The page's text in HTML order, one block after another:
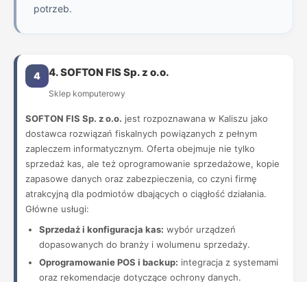
potrzeb.
4 4. SOFTON FIS Sp. z o.o.
Sklep komputerowy
SOFTON FIS Sp. z o.o. jest rozpoznawana w Kaliszu jako
dostawca rozwiązań fiskalnych powiązanych z pełnym
zapleczem informatycznym. Oferta obejmuje nie tylko
sprzedaż kas, ale też oprogramowanie sprzedażowe, kopie
zapasowe danych oraz zabezpieczenia, co czyni firmę
atrakcyjną dla podmiotów dbających o ciągłość działania.
Główne usługi:
Sprzedaż i konfiguracja kas: wybór urządzeń
dopasowanych do branży i wolumenu sprzedaży.
Oprogramowanie POS i backup: integracja z systemami
oraz rekomendacje dotyczące ochrony danych.